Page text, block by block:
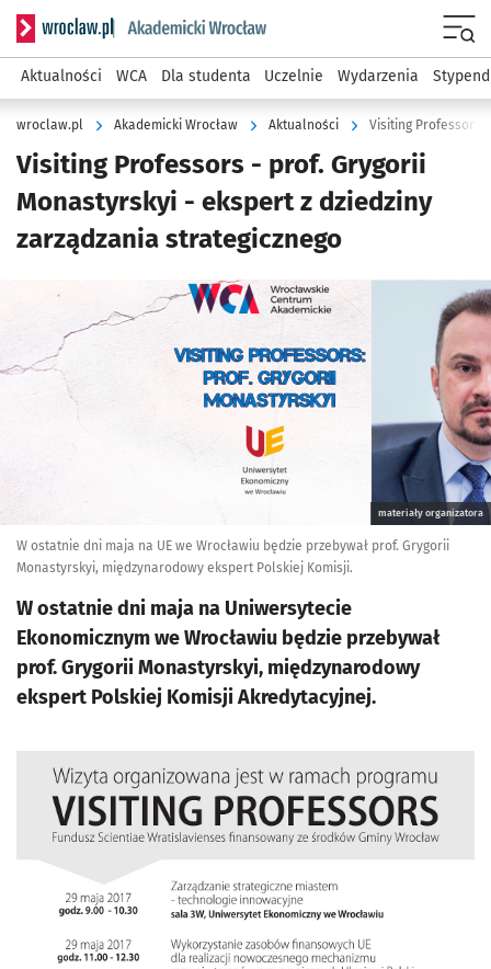
Serwis informacyjny wroclaw.pl podserwis: Akademicki
Aktualności WCA Dla studenta Uczelnie Wydarzenia
wroclaw.pl Akademicki Wrocław Aktualności
Visiting Professors - prof. Grygorii
Monastyrskyi - ekspert z dziedziny
zarządzania strategicznego
Kliknij, aby powiększyć
materiały organizatora
W ostatnie dni maja na UE we Wrocławiu będzie przebywał prof. Grygorii
Monastyrskyi, międzynarodowy ekspert Polskiej Komisji.
W ostatnie dni maja na Uniwersytecie
Ekonomicznym we Wrocławiu będzie przebywał
prof. Grygorii Monastyrskyi, międzynarodowy
ekspert Polskiej Komisji Akredytacyjnej.